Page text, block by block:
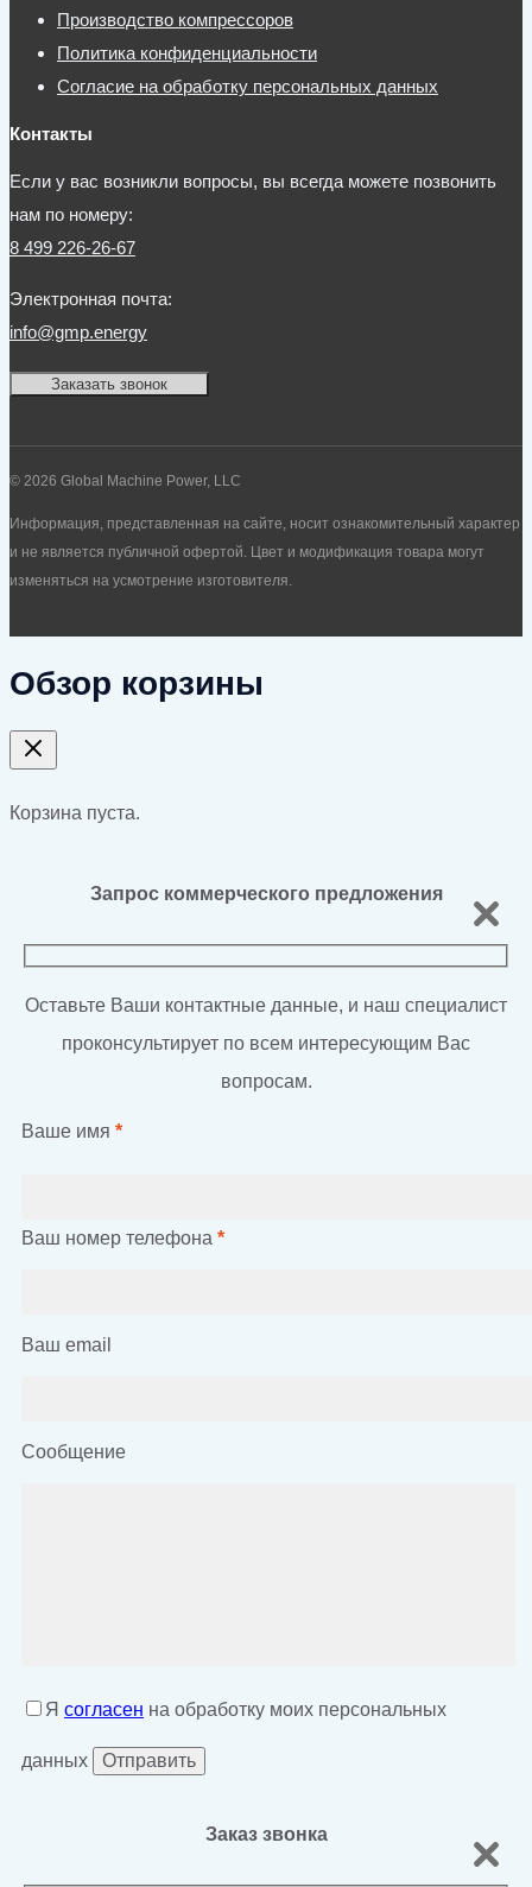
Производство компрессоров
Политика конфиденциальности
Согласие на обработку персональных данных
Контакты
Если у вас возникли вопросы, вы всегда можете позвонить
нам по номеру:
8 499 226-26-67
Электронная почта:
info@gmp.energy
Заказать звонок
© 2026 Global Machine Power, LLC
Информация, представленная на сайте, носит ознакомительный характер
и не является публичной офертой. Цвет и модификация товара могут
изменяться на усмотрение изготовителя.
Обзор корзины
Корзина пуста.
Запрос коммерческого предложения
Оставьте Ваши контактные данные, и наш специалист
проконсультирует по всем интересующим Вас
вопросам.
Ваше имя *
Ваш номер телефона *
Ваш email
Сообщение
Я согласен на обработку моих персональных
данных
Заказ звонка